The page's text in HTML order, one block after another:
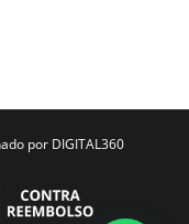
por DIGITAL360